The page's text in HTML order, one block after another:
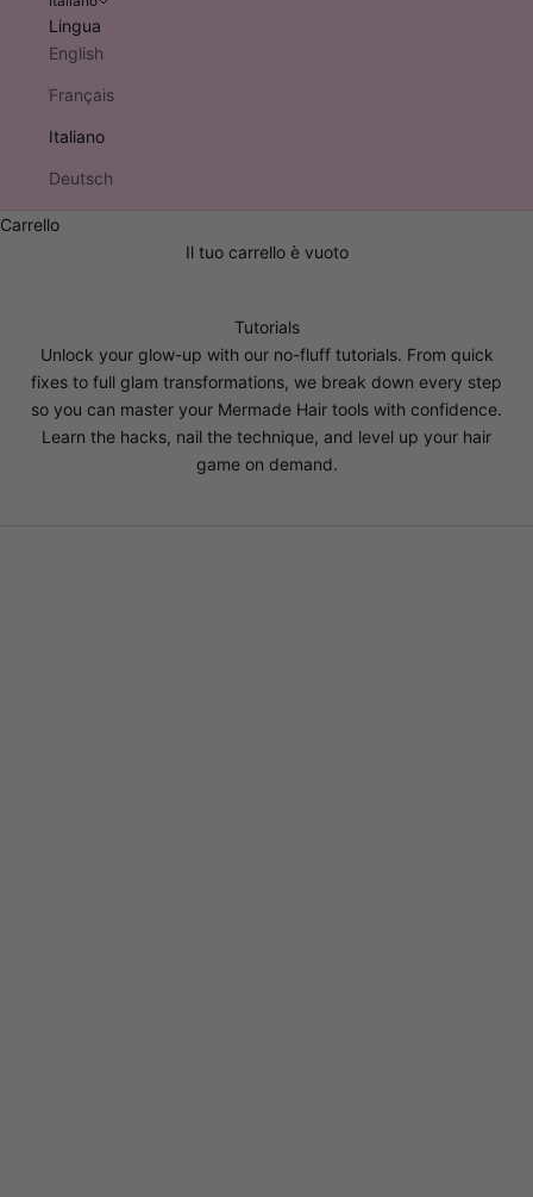
Lingua
English
Français
Italiano
Deutsch
Carrello
Il tuo carrello è vuoto
Tutorials
Unlock your glow-up with our no-fluff tutorials. From quick
fixes to full glam transformations, we break down every step
so you can master your Mermade Hair tools with confidence.
Learn the hacks, nail the technique, and level up your hair
game on demand.